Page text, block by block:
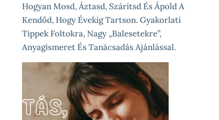
Hogyan Mosd, Áztasd, Szárítsd És Ápold A
Kendőd, Hogy Évekig Tartson. Gyakorlati
Tippek Foltokra, Nagy „balesetekre”,
Anyagismeret És Tanácsadás Ajánlással.